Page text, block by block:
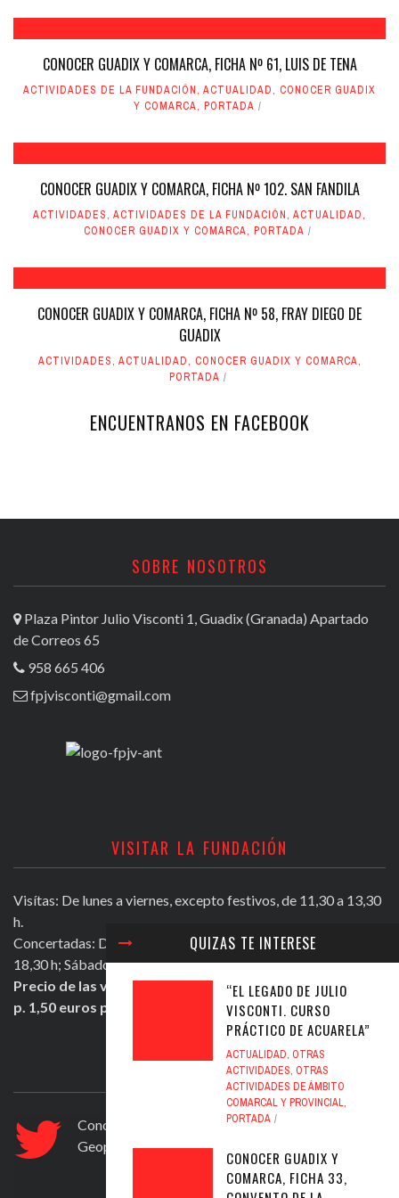
CONOCER GUADIX Y COMARCA, FICHA Nº 61, LUIS DE TENA
ACTIVIDADES DE LA FUNDACIÓN, ACTUALIDAD, CONOCER GUADIX
Y COMARCA, PORTADA
CONOCER GUADIX Y COMARCA, FICHA Nº 102. SAN FANDILA
ACTIVIDADES, ACTIVIDADES DE LA FUNDACIÓN, ACTUALIDAD,
CONOCER GUADIX Y COMARCA, PORTADA
CONOCER GUADIX Y COMARCA, FICHA Nº 58, FRAY DIEGO DE
GUADIX
ACTIVIDADES, ACTUALIDAD, CONOCER GUADIX Y COMARCA,
PORTADA
QUIZAS TE INTERESE
“EL LEGADO DE JULIO
VISCONTI. CURSO
PRÁCTICO DE ACUARELA”
ACTUALIDAD, OTRAS
ACTIVIDADES, OTRAS
ACTIVIDADES DE ÁMBITO
COMARCAL Y PROVINCIAL,
PORTADA
CONOCER GUADIX Y
COMARCA, FICHA 33,
ENCUENTRANOS EN FACEBOOK
SOBRE NOSOTROS
Plaza Pintor Julio Visconti 1, Guadix (Granada) Apartado
de Correos 65
958 665 406
fpjvisconti@gmail.com
VISITAR LA FUNDACIÓN
Visítas: De lunes a viernes, excepto festivos, de 11,30 a 13,30
h.
Concertadas: De lunes a viernes excepto festivos, de 16,30 a
18,30 h; Sábados mañana de 11,30 a 13,30 h.
Precio de las visitas: Individual 2 euros. Grupos + de 10
p. 1,50 euros persona.
ULTIMOS TWEETS
Conocer Guadix y comarca, ficha nº 83. El
Geoparque de Granada